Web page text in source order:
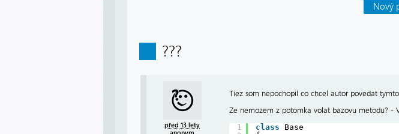
Nový
???
před 13 lety
Tiez som nepochopil co chcel autor povedat tymto
Ze nemozem z potomka volat bazovu metodu? -
1
class
Base